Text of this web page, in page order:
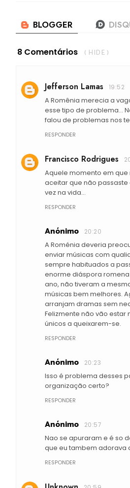
8 Comentários ( HIDE )
Jefferson Lamas 19:52
A Romênia merecia a
esse tipo de problema...
falou de problemas nos
RESPONDER
Francisco Rodrigues
Aquele momento em
aceitar que não
vez na vida...
RESPONDER
Anónimo 20:20
A Roménia deveria
enviar músicas com
sempre habituados a
enorme diáspora
ano, não tiveram a
músicas bem melhores.
arranjam dramas sem
Felizmente não vão estar
únicos a queixarem-se.
RESPONDER
Anónimo 20:23
Isso é problema desses
organização certo?
RESPONDER
Anónimo 20:57
Nao se apuraram e é so
que eu tambem adorava
RESPONDER